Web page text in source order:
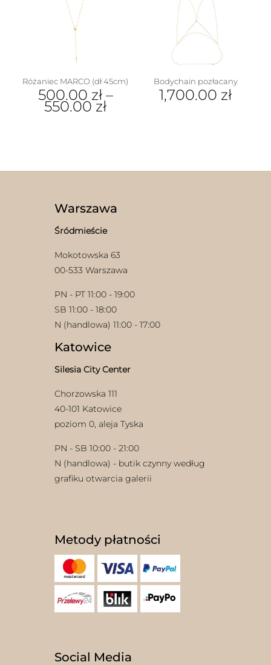
Opcje
można
wybrać
stronie
produktu
Różaniec MARCO (dł 45cm)
500.00 zł–
550.00 zł
na
produktu
Bodychain pozłacany
1,700.00 zł
Warszawa
Śródmieście
Mokotowska 63
00-533 Warszawa
PN - PT 11:00 - 19:00
SB 11:00 - 18:00
N (handlowa) 11:00 - 17:00
Katowice
Silesia City Center
Chorzowska 111
40-101 Katowice
poziom 0, aleja Tyska
PN - SB 10:00 - 21:00
N (handlowa) - butik czynny według
grafiku otwarcia galerii
Metody płatności
Social Media